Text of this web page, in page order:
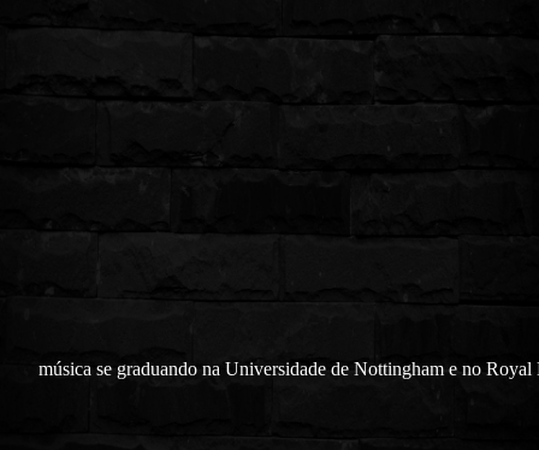
música se graduando na Universidade de Nottingham e no Royal